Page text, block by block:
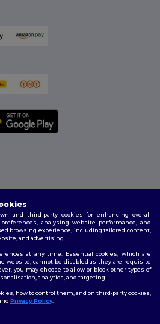
and third-party cookies for enhancing overall
analysing website performance, and
browsing experience, including tailored content,
and advertising.
at any time. Essential cookies, which are
website, cannot be disabled as they are requisite
you may choose to allow or block other types of
analytics, and targeting.
how to control them, and on third-party cookies,
Privacy Policy.